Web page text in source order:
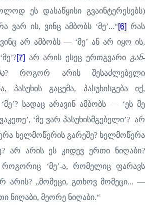
ეს დასაწყისი გვაინტერესებს)
ვარ ის, ვინც ამბობს ‘მე’...“[6] რას
არ ამბობს — ‘მე’ ან არ იყო ის,
[7] არ არის ესეც ერთგვარი გან-
? როგორ არის შესაძლებელი
პასუხის გაცემა, პასუხისგება იქ,
სადაც არავინ ამბობს — ‘ეს მე
‘მე ვარ პასუხისმგებელი’? არ
ხელმოწერის გარეშე? ხელმოწერა
არ არის ეს კიდევ ერთი ნიღაბი?
როგორიც ‘მე’-ა, რომელიც ფარავს
არის? „მომეცი, გთხოვ მომეცი... —
ნიღაბი, მეორე ნიღაბი.“